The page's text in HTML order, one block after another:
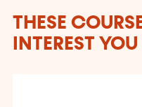
THESE
INTEREST YOU